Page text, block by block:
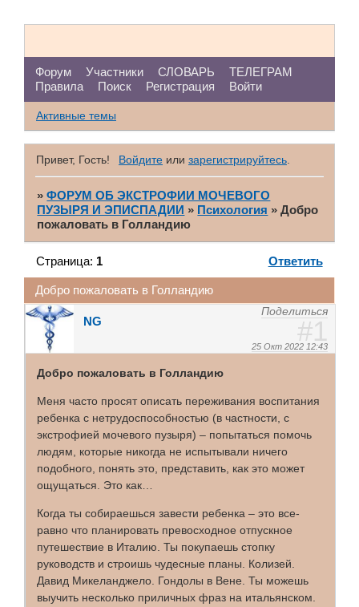
Форум Участники СЛОВАРЬ
ТЕЛЕГРАМ
Правила
Поиск Регистрация Войти
Активные темы
Привет, Гость! Войдите или зарегистрируйтесь.
»ФОРУМ ОБ ЭКСТРОФИИ МОЧЕВОГО
ПУЗЫРЯ И ЭПИСПАДИИ » Психология »Добро
пожаловать в Голландию
Добро пожаловать в Голландию
Страница: 1 Ответить
Поделиться
1
25 Окт 2022 12:43
NG
Добро пожаловать в Голландию
Меня часто просят описать переживания воспитания
ребенка с нетрудоспособностью (в частности, с
экстрофией мочевого пузыря) – попытаться помочь
людям, которые никогда не испытывали ничего
подобного, понять это, представить, как это может
ощущаться. Это как…
Когда ты собираешься завести ребенка – это все-
равно что планировать превосходное отпускное
путешествие в Италию. Ты покупаешь стопку
руководств и строишь чудесные планы. Колизей.
Давид Микеланджело. Гондолы в Вене. Ты можешь
выучить несколько приличных фраз на итальянском.